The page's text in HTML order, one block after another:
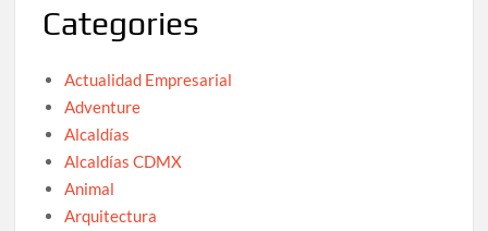
Categories
Actualidad Empresarial
Adventure
Alcaldías
Alcaldías CDMX
Animal
Arquitectura